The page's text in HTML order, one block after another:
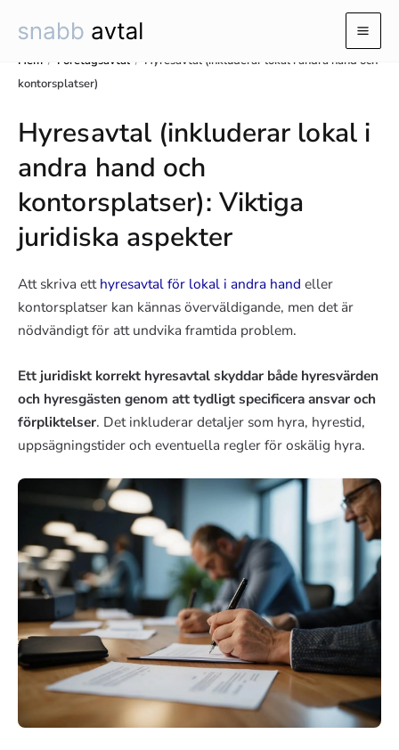
Hem / Företagsavtal / Hyresavtal (inkluderar lokal i andra hand och
kontorsplatser)
Hyresavtal (inkluderar lokal i
andra hand och
kontorsplatser): Viktiga
juridiska aspekter
Att skriva etthyresavtal för lokal i andra hand eller
kontorsplatser kan kännas överväldigande, men det är
nödvändigt för att undvika framtida problem.
Ett juridiskt korrekt hyresavtal skyddar både hyresvärden
och hyresgästen genom att tydligt specificera ansvar och
förpliktelser. Det inkluderar detaljer som hyra, hyrestid,
uppsägningstider och eventuella regler för oskälig hyra.